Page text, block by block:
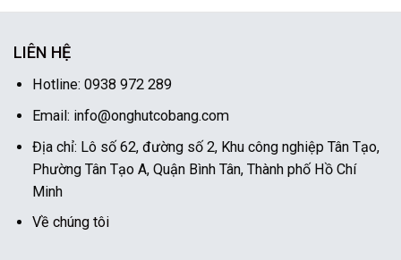
LIÊN HỆ
Hotline: 0938 972 289
Email: info@onghutcobang.com
Địa chỉ: Lô số 62, đường số 2, Khu công nghiệp Tân Tạo,
Phường Tân Tạo A, Quận Bình Tân, Thành phố Hồ Chí
Minh
Về chúng tôi